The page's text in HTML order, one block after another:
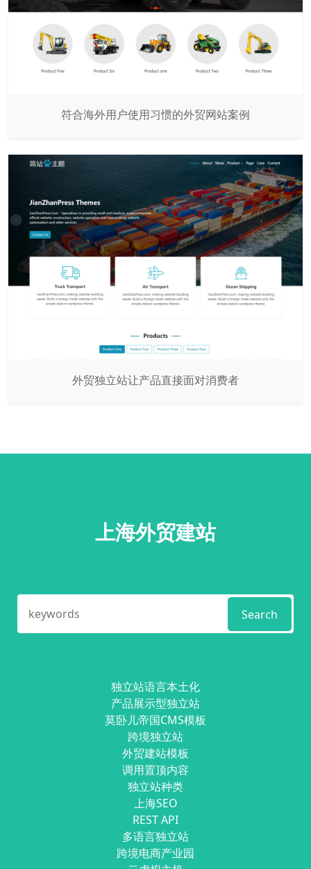
符合海外用户使用习惯的外贸网站案例
外贸独立站让产品直接面对消费者
上海外贸建站
Search
独立站语言本土化
产品展示型独立站
莫卧儿帝国CMS模板
跨境独立站
外贸建站模板
调用置顶内容
独立站种类
上海SEO
REST API
多语言独立站
跨境电商产业园